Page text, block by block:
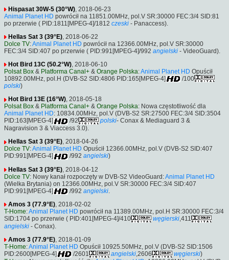
Hispasat 30W-5 (30°W) , 2018-06-23
Animal Planet HD powrócił na 11851.00MHz, pol.V SR:30000 FEC:3/4 SID:81
po przerwie ( PID:1811[MPEG-4]/1812 czeski - Panaccess).
Hellas Sat 3 (39°E) , 2018-06-22
Dolce TV:Animal Planet HD powrócił na 12366.00MHz, pol.V SR:30000
FEC:3/4 SID:407 po przerwie ( PID:991[MPEG-4]/992 angielski - VideoGuard).
Hot Bird 13C (50.2°W) , 2018-06-10
Polsat Box & Platforma Canal+ & Orange Polska:Animal Planet HD Opuścił
10892.00MHz, pol.H (DVB-S2 SID:4806 PID:165[MPEG-4]
/100
polski)
Hot Bird 13E (16°W), 2018-05-18
Polsat Box & Platforma Canal+ & Orange Polska: Nowa częstotliwość dla
Animal Planet HD: 10834.00MHz, pol.V (DVB-S2 SR:27500 FEC:3/4 SID:3504
PID:163[MPEG-4]
/92 polski- Conax & Mediaguard 3 &
Nagravision 3 & Viaccess 3.0).
Hellas Sat 3 (39°E), 2018-04-26
Dolce TV:Animal Planet HD Opuścił 12366.00MHz, pol.V (DVB-S2 SID:407
PID:991[MPEG-4]
/992 angielski)
Hellas Sat 3 (39°E) , 2018-04-12
Dolce TV: Nowy kanał rozpoczęty w DVB-S2 VideoGuard:Animal Planet HD
(Wielka Brytania) on 12366.00MHz, pol.V SR:30000 FEC:3/4 SID:407
PID:991[MPEG-4]
/992 angielski
Amos 3 (77.9°E), 2018-02-02
T-Home:Animal Planet HD powrócił na 11389.00MHz, pol.H SR:30000 FEC:3/4
SID:1704 po przerwie ( PID:401[MPEG-4]/410
węgierski,411
angielski - Conax).
Amos 3 (77.9°E) , 2018-01-09
T-Home:Animal Planet HD Opuścił 10925.50MHz, pol.V (DVB-S2 SID:1506
PID:2600[MPEG-4]
/2601 angielski ,2606 węgierski)